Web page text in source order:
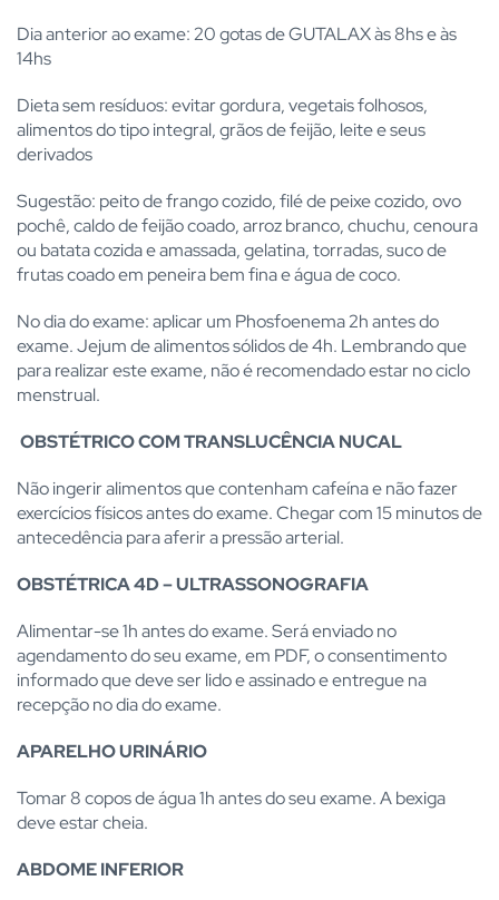
Dia anterior ao exame: 20 gotas de GUTALAX às 8hs e às
14hs
Dieta sem resíduos: evitar gordura, vegetais folhosos,
alimentos do tipo integral, grãos de feijão, leite e seus
derivados
Sugestão: peito de frango cozido, filé de peixe cozido, ovo
pochê, caldo de feijão coado, arroz branco, chuchu, cenoura
ou batata cozida e amassada, gelatina, torradas, suco de
frutas coado em peneira bem fina e água de coco.
No dia do exame: aplicar um Phosfoenema 2h antes do
exame. Jejum de alimentos sólidos de 4h. Lembrando que
para realizar este exame, não é recomendado estar no ciclo
menstrual.
OBSTÉTRICO COM TRANSLUCÊNCIA NUCAL
Não ingerir alimentos que contenham cafeína e não fazer
exercícios físicos antes do exame. Chegar com 15 minutos de
antecedência para aferir a pressão arterial.
OBSTÉTRICA 4D – ULTRASSONOGRAFIA
Alimentar-se 1h antes do exame. Será enviado no
agendamento do seu exame, em PDF, o consentimento
informado que deve ser lido e assinado e entregue na
recepção no dia do exame.
APARELHO URINÁRIO
Tomar 8 copos de água 1h antes do seu exame. A bexiga
deve estar cheia.
ABDOME INFERIOR